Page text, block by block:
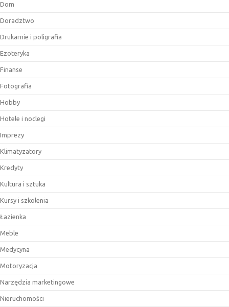
Dom
Doradztwo
Drukarnie i poligrafia
Ezoteryka
Finanse
Fotografia
Hobby
Hotele i noclegi
Imprezy
Klimatyzatory
Kredyty
Kultura i sztuka
Kursy i szkolenia
Łazienka
Meble
Medycyna
Motoryzacja
Narzędzia marketingowe
Nieruchomości